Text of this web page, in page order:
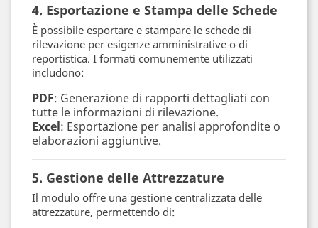
4. Esportazione e Stampa delle Schede
È possibile esportare e stampare le schede di
rilevazione per esigenze amministrative o di
reportistica. I formati comunemente utilizzati
includono:
PDF: Generazione di rapporti dettagliati con
tutte le informazioni di rilevazione.
Excel: Esportazione per analisi approfondite o
elaborazioni aggiuntive.
5. Gestione delle Attrezzature
Il modulo offre una gestione centralizzata delle
attrezzature, permettendo di: